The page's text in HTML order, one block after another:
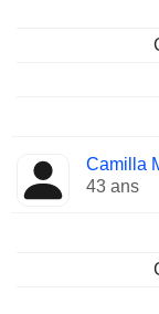
Camilla
43 ans